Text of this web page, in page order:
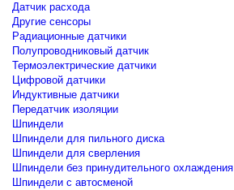
Датчик расхода
Другие сенсоры
Радиационные датчики
Полупроводниковый датчик
Термоэлектрические датчики
Цифровой датчики
Индуктивные датчики
Передатчик изоляции
Шпиндели
Шпиндели для пильного диска
Шпиндели для сверления
Шпиндели без принудительного охлаждения
Шпиндели с автосменой